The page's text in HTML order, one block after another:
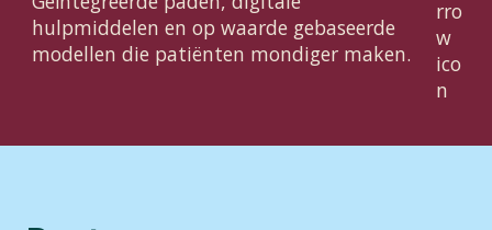
hulpmiddelen en op waarde gebaseerde
modellen die patiënten mondiger maken.